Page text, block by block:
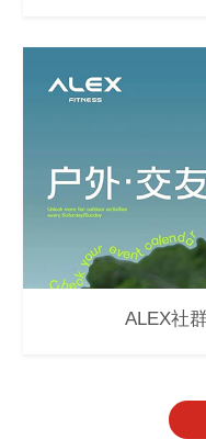
ALEX社